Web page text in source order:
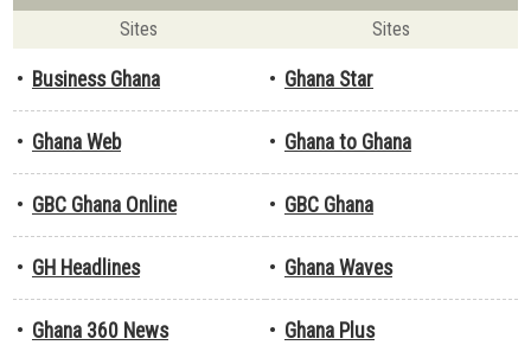
Sites Sites
• Business Ghana • Ghana Star
• Ghana Web • Ghana to Ghana
• GBC Ghana Online • GBC Ghana
• GH Headlines • Ghana Waves
• Ghana 360 News • Ghana Plus